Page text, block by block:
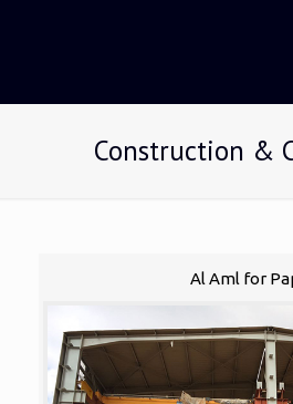
Construction &
Al Aml for